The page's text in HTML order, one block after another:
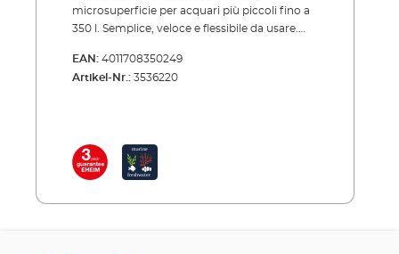
microsuperficie per acquari più piccoli fino a
350 l. Semplice, veloce e flessibile da usare.
si forma nel tempo una pellicola che include
microrganismi, polvere, oli e grassi alimentari:
una superficie dell'acqua cristallina e
un'elevata ossigenazione. L'EHEIM skim350,
adatto anche per un uso a breve termine. Se
EAN: 4011708350249
Artikel-Nr.: 3536220